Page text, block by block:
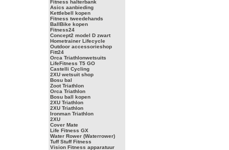
Fitness halterbank
Asics aanbieding
Kettlebell kopen
Fitness tweedehands
BallBike kopen
Fitness24
Concept2 model D zwart
Hometrainer Lifecycle
Outdoor accessorieshop
Fitt24
Orca Triathlonwetsuits
LifeFitness T5 GO
Castelli Cycling
2XU wetsuit shop
Bosu bal
Zoot Triathlon
Orca Triathlon
Bosu ball kopen
2XU Triathlon
2XU Triathlon
Ironman Triathlon
2XU
Cover Mate
Life Fitness GX
Water Rower (Waterrower)
Tuff Stuff Fitness
Vision Fitness apparatuur